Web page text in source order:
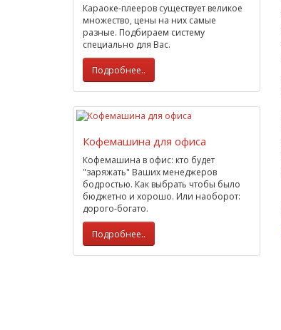
Караоке-плееров существует великое
множество, цены на них самые
разные. Подбираем систему
специально для Вас.
Подробнее..
Кофемашина для офиса
Кофемашина в офис: кто будет
"заряжать" Ваших менеджеров
бодростью. Как выбрать чтобы было
бюджетно и хорошо. Или наоборот:
дорого-богато.
Подробнее..